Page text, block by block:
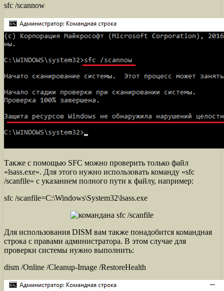
sfc /scannow
Также с помощью SFC можно проверить только файл
«lsass.exe». Для этого нужно использовать команду «sfc
/scanfile» с указанием полного пути к файлу, например:
sfc /scanfile=C:\Windows\System32\lsass.exe
Для использования DISM вам также понадобится командная
строка с правами администратора. В этом случае для
проверки системы нужно выполнить:
dism /Online /Cleanup-Image /RestoreHealth